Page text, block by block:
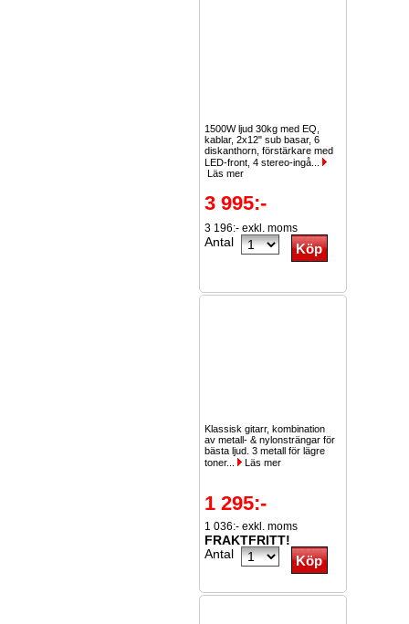
1500W ljud 30kg med EQ,
kablar, 2x12" sub basar, 6
diskanthorn, förstärkare med
LED-front, 4 stereo-ingå...
Läs mer
3 995:-
3 196:- exkl. moms
Antal
Klassisk gitarr, kombination
av metall- & nylonsträngar för
bästa ljud. 3 metall för lägre
toner...
Läs mer
1 295:-
1 036:- exkl. moms
FRAKTFRITT!
Antal